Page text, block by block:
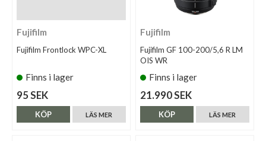
Fujifilm
Fujifilm Frontlock WPC-XL
Finns i lager
95 SEK
LÄS MER
KÖP
Fujifilm
Fujifilm GF 100-200/5,6 R LM
OIS WR
Finns i lager
21.990 SEK
LÄS MER
KÖP